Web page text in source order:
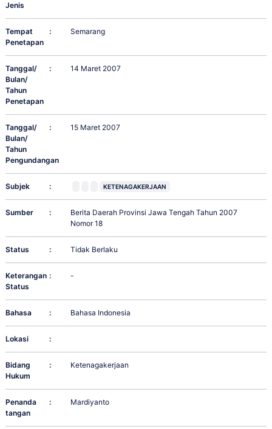
Jenis
Tempat
Penetapan
: Semarang
Tanggal/
Bulan/
Tahun
Penetapan
: 14 Maret 2007
Tanggal/
Bulan/
Tahun
Pengundangan
: 15 Maret 2007
Subjek : KETENAGAKERJAAN
Sumber :
Berita Daerah Provinsi Jawa Tengah Tahun 2007
Nomor 18
Status : Tidak Berlaku
Keterangan
Status
: -
Bahasa : Bahasa Indonesia
Lokasi :
Bidang
Hukum
: Ketenagakerjaan
Penanda
tangan
: Mardiyanto